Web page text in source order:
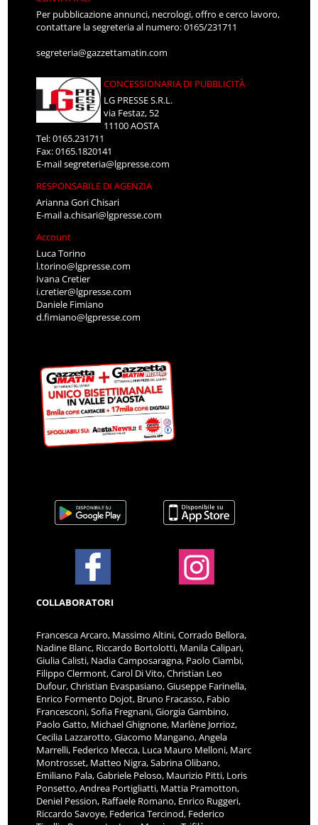
Per pubblicazione annunci, necrologi, offro e cerco lavoro,
contattare la segreteria al numero: 0165/231711
segreteria@gazzettamatin.com
CONCESSIONARIA DI PUBBLICITÀ
LG PRESSE S.R.L.
via Festaz, 52
11100 AOSTA
Tel: 0165.231711
Fax: 0165.1820141
E-mailsegreteria@lgpresse.com
RESPONSABILE DI AGENZIA
Arianna Gori Chisari
E-maila.chisari@lgpresse.com
Account
Luca Torino
l.torino@lgpresse.com
Ivana Cretier
i.cretier@lgpresse.com
Daniele Fimiano
d.fimiano@lgpresse.com
COLLABORATORI
Francesca Arcaro, Massimo Altini, Corrado Bellora,
Nadine Blanc, Riccardo Bortolotti, Manila Calipari,
Giulia Calisti, Nadia Camposaragna, Paolo Ciambi,
Filippo Clermont, Carol Di Vito, Christian Leo
Dufour, Christian Evaspasiano, Giuseppe Farinella,
Enrico Formento Dojot, Bruno Fracasso, Fabio
Francesconi, Sofia Fregnani, Giorgia Gambino,
Paolo Gatto, Michael Ghignone, Marlène Jorrioz,
Cecilia Lazzarotto, Giacomo Mangano, Angela
Marrelli, Federico Mecca, Luca Mauro Melloni, Marc
Montrosset, Matteo Nigra, Sabrina Olibano,
Emiliano Pala, Gabriele Peloso, Maurizio Pitti, Loris
Ponsetto, Andrea Portigliatti, Mattia Pramotton,
Deniel Pession, Raffaele Romano, Enrico Ruggeri,
Riccardo Savoye, Federica Tercinod, Federico